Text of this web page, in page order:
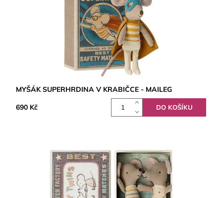
MYŠÁK SUPERHRDINA V KRABIČCE - MAILEG
690 Kč